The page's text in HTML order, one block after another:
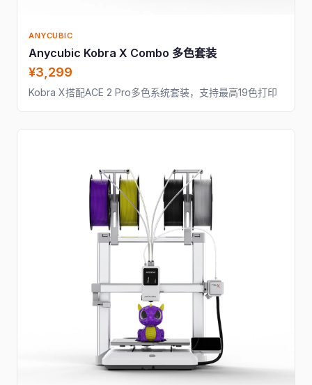
ANYCUBIC
Anycubic Kobra X Combo 多色套装
¥3,299
Kobra X搭配ACE 2 Pro多色系统套装，支持最高19色打印